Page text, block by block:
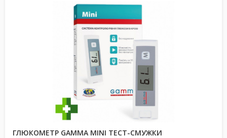
ГЛЮКОМЕТР GAMMA MINI ТЕСТ-СМУЖКИ